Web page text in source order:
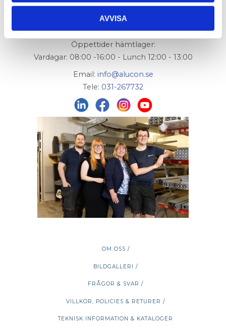
AVVISA
Öppettider hämtlager:
Vardagar: 08:00 -16:00 - Lunch 12:00 - 13:00
Email: info@alucon.se
Tele: 031-267732
OM OSS /
BILDGALLERI /
FRÅGOR & SVAR /
VILLKOR, POLICIES & RETURER /
TEKNISK INFORMATION & KATALOGER